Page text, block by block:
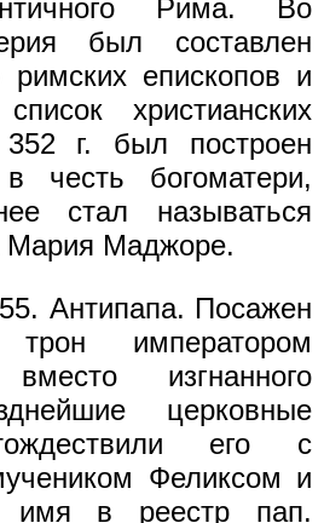
Рима. Во
был составлен
римских епископов и
христианских
г. был построен
честь богоматери,
стал называться
Мария Маджоре.
Антипапа. Посажен
императором
изгнанного
церковные
его с
Феликсом и
имя в реестр пап.